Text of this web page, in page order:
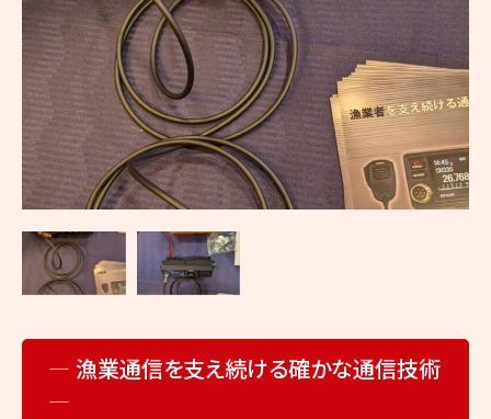
理
の
ヤ
マ
ト
無
線
― 漁業通信を支え続ける確かな通信技術
―